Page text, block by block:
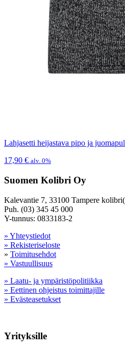
Lahjasetti heijastava pipo ja
17,90 € alv. 0%
Suomen Kolibri Oy
Kalevantie 7, 33100 Tampere
Puh. (03) 345 45 000
Y-tunnus: 0833183-2
» Yhteystiedot
» Rekisteriseloste
» Toimitusehdot
» Vastuullisuus
» Laatu- ja ympäristöpolitiikka
» Eettinen ohjeistus toimittajille
» Evästeasetukset
Yrityksille